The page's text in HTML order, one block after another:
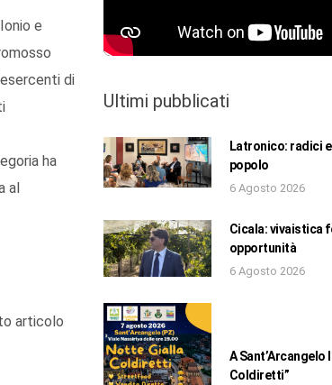
e
di
ha
al
articolo
Ultimi pubblicati
Latronico: radici
popolo
6 Agosto 2026
Cicala: vivaistica
opportunità
6 Agosto 2026
A Sant’Arcangelo
Coldiretti”